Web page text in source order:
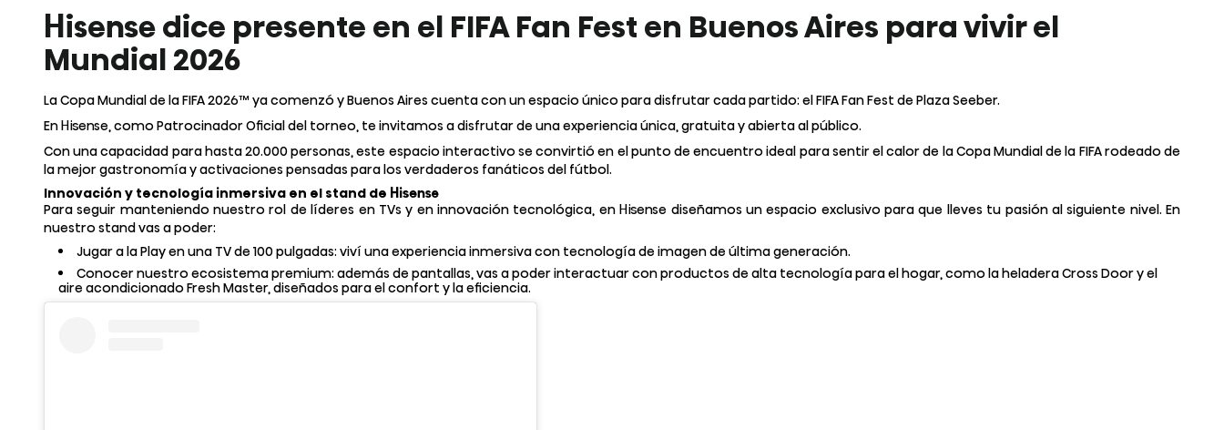
Hisense dice presente en el FIFA Fan Fest en Buenos Aires para vivir el
Mundial 2026
La Copa Mundial de la FIFA 2026™ ya comenzó y Buenos Aires cuenta con un espacio único para disfrutar cada partido: el FIFA Fan Fest de Plaza Seeber.
En Hisense, como Patrocinador Oficial del torneo, te invitamos a disfrutar de una experiencia única, gratuita y abierta al público.
Con una capacidad para hasta 20.000 personas, este espacio interactivo se convirtió en el punto de encuentro ideal para sentir el calor de la Copa Mundial de la FIFA rodeado de
la mejor gastronomía y activaciones pensadas para los verdaderos fanáticos del fútbol.
Innovación y tecnología inmersiva en el stand de Hisense
Para seguir manteniendo nuestro rol de líderes en TVs y en innovación tecnológica, en Hisense diseñamos un espacio exclusivo para que lleves tu pasión al siguiente nivel. En
nuestro stand vas a poder:
Jugar a la Play en una TV de 100 pulgadas: viví una experiencia inmersiva con tecnología de imagen de última generación.
Conocer nuestro ecosistema premium: además de pantallas, vas a poder interactuar con productos de alta tecnología para el hogar, como la heladera Cross Door y el
aire acondicionado Fresh Master, diseñados para el confort y la eficiencia.